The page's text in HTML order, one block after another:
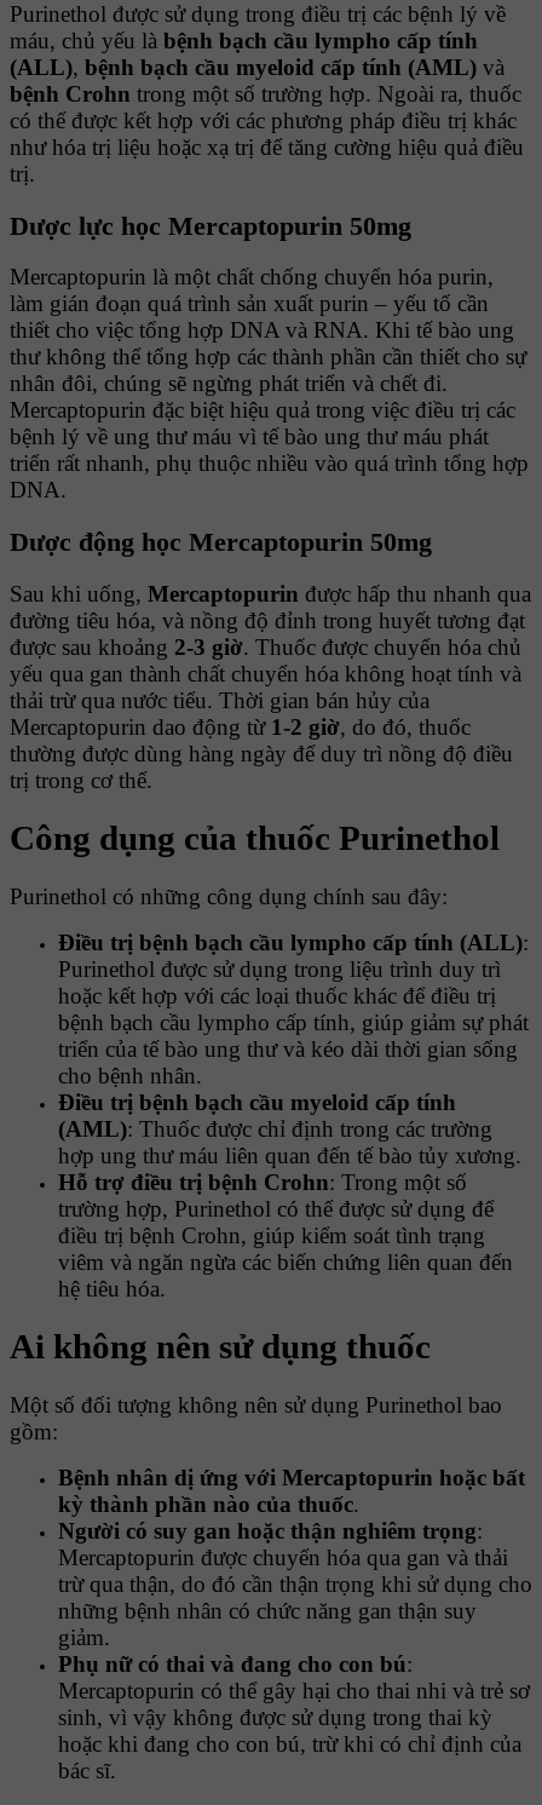
Purinethol được sử dụng trong điều trị các bệnh lý về
máu, chủ yếu là bệnh bạch cầu lympho cấp tính
(ALL), bệnh bạch cầu myeloid cấp tính (AML) và
bệnh Crohn trong một số trường hợp. Ngoài ra, thuốc
có thể được kết hợp với các phương pháp điều trị khác
như hóa trị liệu hoặc xạ trị để tăng cường hiệu quả điều
trị.
Dược lực học Mercaptopurin 50mg
Mercaptopurin là một chất chống chuyển hóa purin,
làm gián đoạn quá trình sản xuất purin – yếu tố cần
thiết cho việc tổng hợp DNA và RNA. Khi tế bào ung
thư không thể tổng hợp các thành phần cần thiết cho sự
nhân đôi, chúng sẽ ngừng phát triển và chết đi.
Mercaptopurin đặc biệt hiệu quả trong việc điều trị các
bệnh lý về ung thư máu vì tế bào ung thư máu phát
triển rất nhanh, phụ thuộc nhiều vào quá trình tổng hợp
DNA.
Dược động học Mercaptopurin 50mg
Sau khi uống, Mercaptopurin được hấp thu nhanh qua
đường tiêu hóa, và nồng độ đỉnh trong huyết tương đạt
được sau khoảng 2-3 giờ. Thuốc được chuyển hóa chủ
yếu qua gan thành chất chuyển hóa không hoạt tính và
thải trừ qua nước tiểu. Thời gian bán hủy của
Mercaptopurin dao động từ 1-2 giờ, do đó, thuốc
thường được dùng hàng ngày để duy trì nồng độ điều
trị trong cơ thể.
Công dụng của thuốc Purinethol
Purinethol có những công dụng chính sau đây:
Điều trị bệnh bạch cầu lympho cấp tính (ALL):
Purinethol được sử dụng trong liệu trình duy trì
hoặc kết hợp với các loại thuốc khác để điều trị
bệnh bạch cầu lympho cấp tính, giúp giảm sự phát
triển của tế bào ung thư và kéo dài thời gian sống
cho bệnh nhân.
Điều trị bệnh bạch cầu myeloid cấp tính
(AML): Thuốc được chỉ định trong các trường
hợp ung thư máu liên quan đến tế bào tủy xương.
Hỗ trợ điều trị bệnh Crohn: Trong một số
trường hợp, Purinethol có thể được sử dụng để
điều trị bệnh Crohn, giúp kiểm soát tình trạng
viêm và ngăn ngừa các biến chứng liên quan đến
hệ tiêu hóa.
Ai không nên sử dụng thuốc
Một số đối tượng không nên sử dụng Purinethol bao
gồm:
Bệnh nhân dị ứng với Mercaptopurin hoặc bất
kỳ thành phần nào của thuốc.
Người có suy gan hoặc thận nghiêm trọng:
Mercaptopurin được chuyển hóa qua gan và thải
trừ qua thận, do đó cần thận trọng khi sử dụng cho
những bệnh nhân có chức năng gan thận suy
giảm.
Phụ nữ có thai và đang cho con bú:
Mercaptopurin có thể gây hại cho thai nhi và trẻ sơ
sinh, vì vậy không được sử dụng trong thai kỳ
hoặc khi đang cho con bú, trừ khi có chỉ định của
bác sĩ.